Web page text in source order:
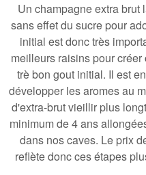
Un champagne extra
sans effet du sucre pour
initial est donc très
meilleurs raisins pour
trè bon gout initial. Il est
développer les aromes au
d'extra-brut vieillir plus
minimum de 4 ans
dans nos caves. Le prix
reflète donc ces étapes